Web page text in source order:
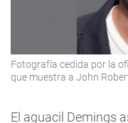
Fotografía cedida por la
que muestra a John
El aguacil Demings